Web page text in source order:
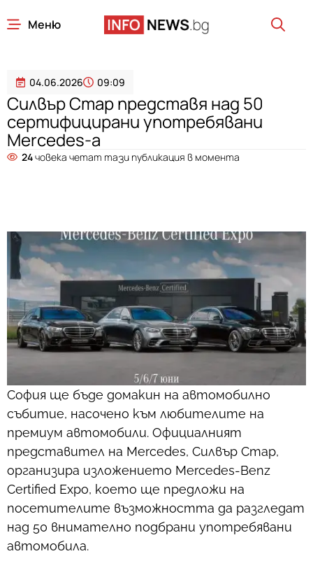
Меню
04.06.2026 09:09
Силвър Стар представя над 50
сертифицирани употребявани
Mercedes-а
24човека четат тази публикация в момента
София ще бъде домакин на автомобилно
събитие, насочено към любителите на
премиум автомобили. Официалният
представител на Mercedes, Силвър Стар,
организира изложението Mercedes-Benz
Certified Expo, което ще предложи на
посетителите възможността да разгледат
над 50 внимателно подбрани употребявани
автомобила.